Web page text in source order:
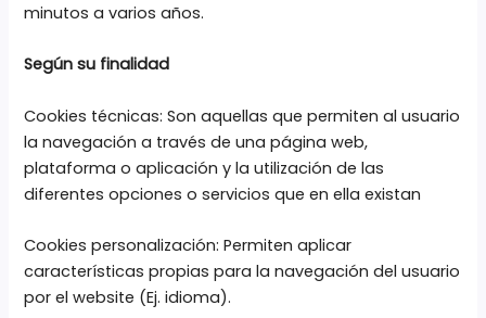
minutos a varios años.
Según su finalidad
Cookies técnicas: Son aquellas que permiten al usuario
la navegación a través de una página web,
plataforma o aplicación y la utilización de las
diferentes opciones o servicios que en ella existan
Cookies personalización: Permiten aplicar
características propias para la navegación del usuario
por el website (Ej. idioma).